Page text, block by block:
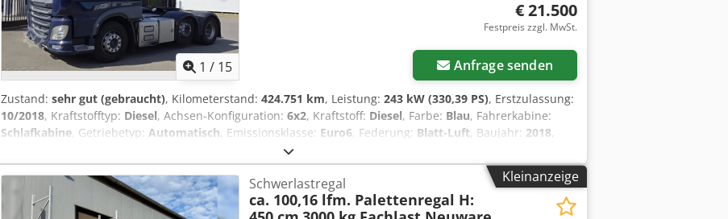
1 / 15
€ 21.500
Festpreis zzgl. MwSt.
Anfrage senden
Zustand: sehr gut (gebraucht), Kilometerstand: 424.751 km, Leistung: 243 kW (330,39 PS), Erstzulassung:
10/2018, Kraftstofftyp: Diesel, Achsen-Konfiguration: 6x2, Kraftstoff: Diesel, Farbe: Blau, Fahrerkabine:
Schlafkabine, Getriebetyp: Automatisch, Emissionsklasse: Euro6, Federung: Blatt-Luft, Baujahr: 2018,
, HOLLANDISCHE SZM TOPZUSTAND ORIGINAL KM = Weitere Informationen =
Vorderachse: Gelenkt; Federung: Blattfederung Hinterachse 1: Liftachse; Gelenkt; Federung: Luftfederung
Hinterachse 2: Doppelbereift; Federung: Luftfederung Zylinderzahl: 6 Motorhubraum: 10.837 cc zGG: 1 kg
Technischer Zustand: sehr gut Optischer Zustand: sehr gut Dcedpfxoy Axgbo Algsk Wenden Sie sich an
Kleinanzeige
Schwerlastregal
ca. 100,16 lfm. Palettenregal H: